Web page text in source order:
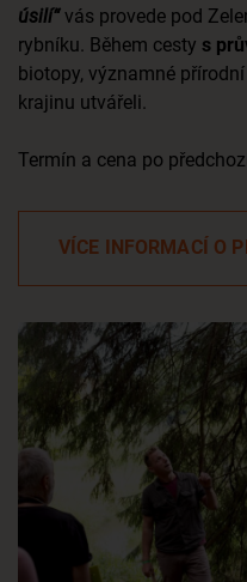
úsilí“vás provede pod
rybníku. Během cesty s
biotopy, významné
krajinu utvářeli.
Termín a cena po
VÍCE INFORMACÍ O